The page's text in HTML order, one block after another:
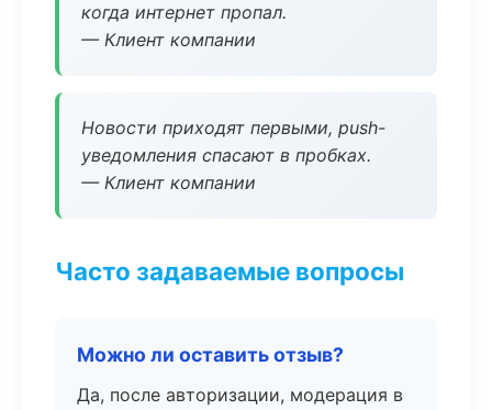
когда интернет пропал.
— Клиент компании
Новости приходят первыми, push-
уведомления спасают в пробках.
— Клиент компании
Часто задаваемые вопросы
Можно ли оставить отзыв?
Да, после авторизации, модерация в